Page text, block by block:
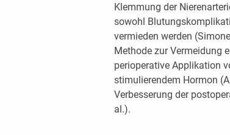
Klemmung der
sowohl
vermieden werden
Methode zur Vermeidung
perioperative Applikation
stimulierendem Hormon
Verbesserung der
al.).